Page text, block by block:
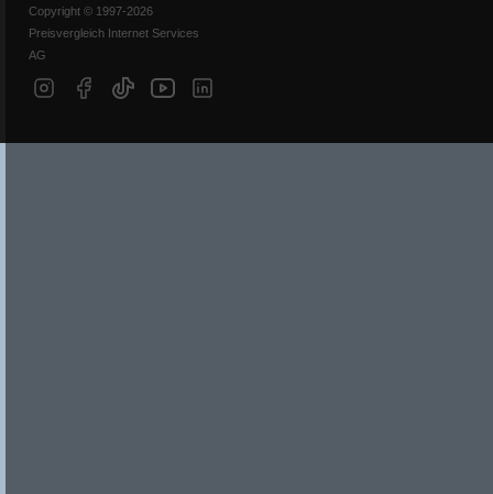
Copyright © 1997-2026
Preisvergleich Internet Services
AG